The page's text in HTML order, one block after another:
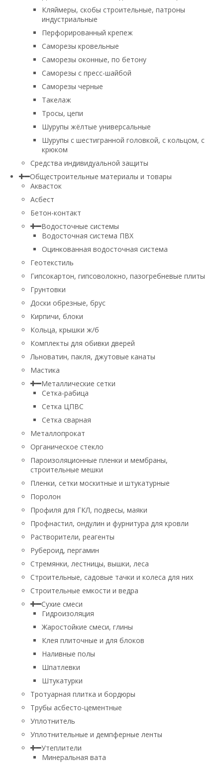
Кляймеры, скобы строительные, патроны
индустриальные
Перфорированный крепеж
Саморезы кровельные
Саморезы оконные, по бетону
Саморезы с пресс-шайбой
Саморезы черные
Такелаж
Тросы, цепи
Шурупы жёлтые универсальные
Шурупы с шестигранной головкой, с кольцом, с
крюком
Средства индивидуальной защиты
Общестроительные материалы и товары
Аквасток
Асбест
Бетон-контакт
Водосточные системы
Водосточная система ПВХ
Оцинкованная водосточная система
Геотекстиль
Гипсокартон, гипсоволокно, пазогребневые плиты
Грунтовки
Доски обрезные, брус
Кирпичи, блоки
Кольца, крышки ж/б
Комплекты для обивки дверей
Льноватин, пакля, джутовые канаты
Мастика
Металлические сетки
Сетка-рабица
Сетка ЦПВС
Сетка сварная
Металлопрокат
Органическое стекло
Пароизоляционные пленки и мембраны,
строительные мешки
Пленки, сетки москитные и штукатурные
Поролон
Профиля для ГКЛ, подвесы, маяки
Профнастил, ондулин и фурнитура для кровли
Растворители, реагенты
Рубероид, пергамин
Стремянки, лестницы, вышки, леса
Строительные, садовые тачки и колеса для них
Строительные емкости и ведра
Сухие смеси
Гидроизоляция
Жаростойкие смеси, глины
Клея плиточные и для блоков
Наливные полы
Шпатлевки
Штукатурки
Тротуарная плитка и бордюры
Трубы асбесто-цементные
Уплотнитель
Уплотнительные и демпферные ленты
Утеплители
Минеральная вата